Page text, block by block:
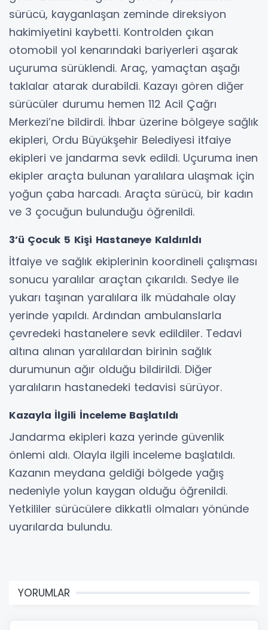
sürücü, kayganlaşan zeminde direksiyon
hakimiyetini kaybetti. Kontrolden çıkan
otomobil yol kenarındaki bariyerleri aşarak
uçuruma sürüklendi. Araç, yamaçtan aşağı
taklalar atarak durabildi. Kazayı gören diğer
sürücüler durumu hemen 112 Acil Çağrı
Merkezi’ne bildirdi. İhbar üzerine bölgeye sağlık
ekipleri, Ordu Büyükşehir Belediyesi itfaiye
ekipleri ve jandarma sevk edildi. Uçuruma inen
ekipler araçta bulunan yaralılara ulaşmak için
yoğun çaba harcadı. Araçta sürücü, bir kadın
ve 3 çocuğun bulunduğu öğrenildi.
3’ü Çocuk 5 Kişi Hastaneye Kaldırıldı
İtfaiye ve sağlık ekiplerinin koordineli çalışması
sonucu yaralılar araçtan çıkarıldı. Sedye ile
yukarı taşınan yaralılara ilk müdahale olay
yerinde yapıldı. Ardından ambulanslarla
çevredeki hastanelere sevk edildiler. Tedavi
altına alınan yaralılardan birinin sağlık
durumunun ağır olduğu bildirildi. Diğer
yaralıların hastanedeki tedavisi sürüyor.
Kazayla İlgili İnceleme Başlatıldı
Jandarma ekipleri kaza yerinde güvenlik
önlemi aldı. Olayla ilgili inceleme başlatıldı.
Kazanın meydana geldiği bölgede yağış
nedeniyle yolun kaygan olduğu öğrenildi.
Yetkililer sürücülere dikkatli olmaları yönünde
uyarılarda bulundu.
YORUMLAR